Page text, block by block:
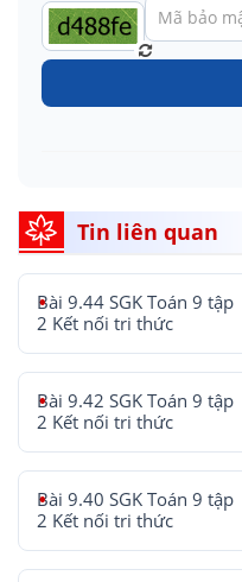
Tin liên quan
Bài 9.44 SGK Toán 9 tập
2 Kết nối tri thức
Bài 9.42 SGK Toán 9 tập
2 Kết nối tri thức
Bài 9.40 SGK Toán 9 tập
2 Kết nối tri thức